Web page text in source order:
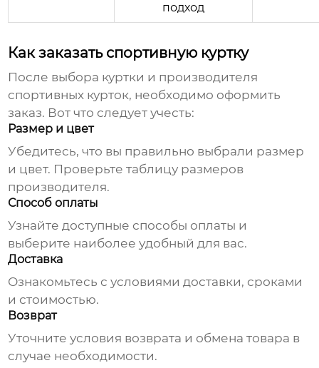
подход
Как заказать спортивную куртку
После выбора куртки и производителя
спортивных курток, необходимо оформить
заказ. Вот что следует учесть:
Размер и цвет
Убедитесь, что вы правильно выбрали размер
и цвет. Проверьте таблицу размеров
производителя.
Способ оплаты
Узнайте доступные способы оплаты и
выберите наиболее удобный для вас.
Доставка
Ознакомьтесь с условиями доставки, сроками
и стоимостью.
Возврат
Уточните условия возврата и обмена товара в
случае необходимости.